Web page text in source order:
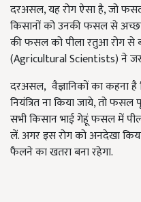
दरअसल, यह रोग ऐसा है, जो
किसानों को उनकी फसल से अच्छा
की फसल को पीला रतुआ रोग से
(Agricultural Scientists) ने
दरअसल, वैज्ञानिकों का कहना
नियंत्रित ना किया जाये, तो
सभी किसान भाई गेहूं फसल में
लें. अगर इस रोग को अनदेखा
फैलने का खतरा बना रहेगा.